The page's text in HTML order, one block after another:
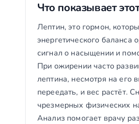
Что показывает
Лептин, это гормон,
энергетического баланса
сигнал о насыщении и
При ожирении часто
лептина, несмотря на его
переедать, и вес растёт.
чрезмерных физических
Анализ помогает врачу